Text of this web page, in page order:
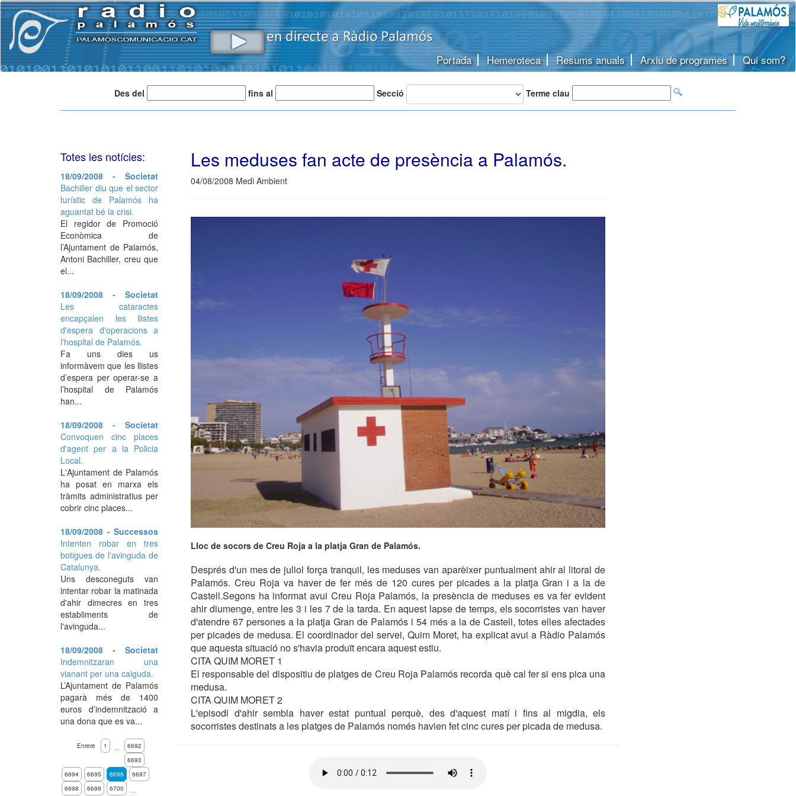
Portada Hemeroteca Resums anuals Arxiu de programes Qui som?
Des del fins al Secció Terme clau
Les meduses fan acte de presència a Palamós.
04/08/2008 Medi Ambient
Lloc de socors de Creu Roja a la platja Gran de Palamós.
Després d'un mes de juliol força tranquil, les meduses van aparèixer puntualment ahir al litoral de
Palamós. Creu Roja va haver de fer més de 120 cures per picades a la platja Gran i a la de
Castell.Segons ha informat avui Creu Roja Palamós, la presència de meduses es va fer evident
ahir diumenge, entre les 3 i les 7 de la tarda. En aquest lapse de temps, els socorristes van haver
d'atendre 67 persones a la platja Gran de Palamós i 54 més a la de Castell, totes elles afectades
per picades de medusa. El coordinador del servei, Quim Moret, ha explicat avui a Ràdio Palamós
que aquesta situació no s'havia produït encara aquest estiu.
CITA QUIM MORET 1
El responsable del dispositiu de platges de Creu Roja Palamós recorda què cal fer si ens pica una
medusa.
CITA QUIM MORET 2
L'episodi d'ahir sembla haver estat puntual perquè, des d'aquest matí i fins al migdia, els
socorristes destinats a les platges de Palamós només havien fet cinc cures per picada de medusa.
Totes les notícies:
18/09/2008 - Societat
Bachiller diu que el sector
turístic de Palamós ha
aguantat bé la crisi.
El regidor de Promoció
Econòmica de
l’Ajuntament de Palamós,
Antoni Bachiller, creu que
el...
18/09/2008 - Societat
Les cataractes
encapçalen les llistes
d'espera d'operacions a
l'hospital de Palamós.
Fa uns dies us
informàvem que les llistes
d’espera per operar-se a
l’hospital de Palamós
han...
18/09/2008 - Societat
Convoquen cinc places
d'agent per a la Policia
Local.
L'Ajuntament de Palamós
ha posat en marxa els
tràmits administratius per
cobrir cinc places...
18/09/2008 - Successos
Intenten robar en tres
botigues de l'avinguda de
Catalunya.
Uns desconeguts van
intentar robar la matinada
d'ahir dimecres en tres
establiments de
l'avinguda...
18/09/2008 - Societat
Indemnitzaran una
vianant per una caiguda.
L’Ajuntament de Palamós
pagarà més de 1400
euros d’indemnització a
una dona que es va...
Enrere 1 …
6692
6693
6694
6695 6696
6697
6698
6699 6700 …